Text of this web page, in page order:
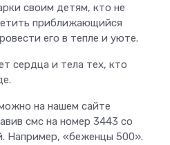
своим детям, кто не
приближающийся
его в тепле и уюте.
сердца и тела тех, кто
на нашем сайте
смс на номер 3443 со
Например, «беженцы 500».